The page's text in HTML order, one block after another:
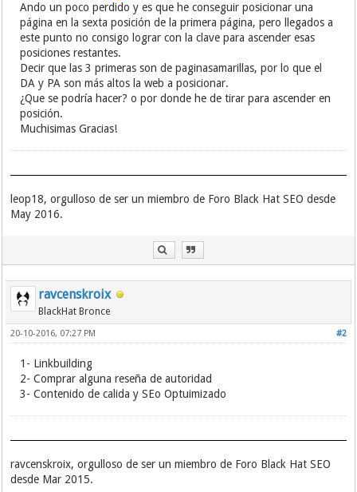
Ando un poco perdido y es que he conseguir posicionar una
página en la sexta posición de la primera página, pero llegados a
este punto no consigo lograr con la clave para ascender esas
posiciones restantes.
Decir que las 3 primeras son de paginasamarillas, por lo que el
DA y PA son más altos la web a posicionar.
¿Que se podría hacer? o por donde he de tirar para ascender en
posición.
Muchisimas Gracias!
leop18, orgulloso de ser un miembro de Foro Black Hat SEO desde
May 2016.
ravcenskroix
BlackHat Bronce
#2
20-10-2016, 07:27 PM
1- Linkbuilding
2- Comprar alguna reseña de autoridad
3- Contenido de calida y SEo Optuimizado
ravcenskroix, orgulloso de ser un miembro de Foro Black Hat SEO
desde Mar 2015.